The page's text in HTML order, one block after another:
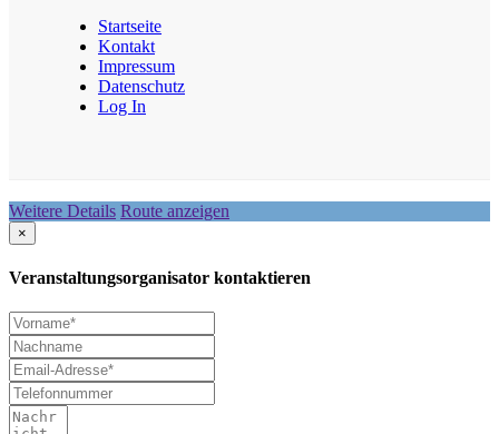
Startseite
Kontakt
Impressum
Datenschutz
Log In
Weitere Details Route anzeigen
×
Veranstaltungsorganisator kontaktieren